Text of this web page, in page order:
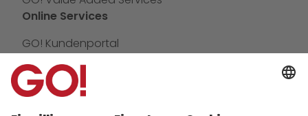
Online Services
GO! Kundenportal
App
Newswall